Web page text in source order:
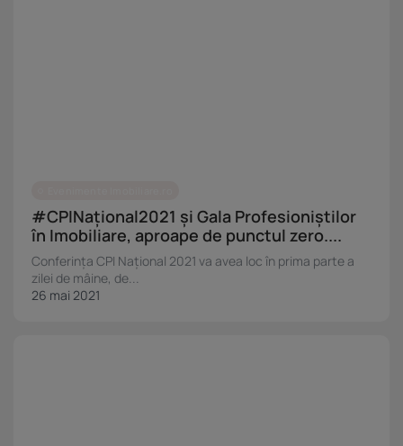
#CPINațional2021 și Gala Profesioniștilor
în Imobiliare, aproape de punctul zero....
Conferința CPI Național 2021 va avea loc în prima parte a
zilei de mâine, de...
26 mai 2021